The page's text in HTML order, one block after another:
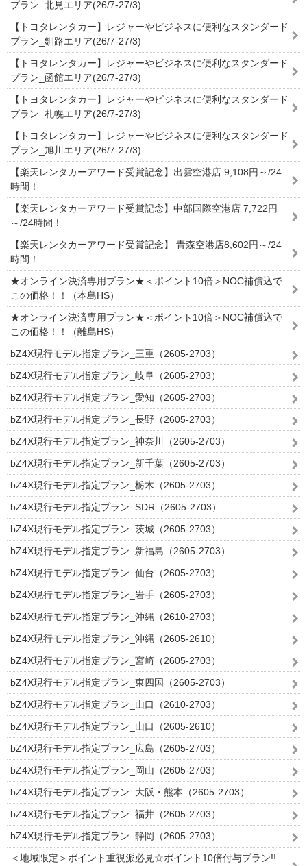
プラン_北見エリア(26/7-27/3)
【トヨタレンタカー】レジャーやビジネスに便利なスタンダード
プラン_釧路エリア(26/7-27/3)
【トヨタレンタカー】レジャーやビジネスに便利なスタンダード
プラン_函館エリア(26/7-27/3)
【トヨタレンタカー】レジャーやビジネスに便利なスタンダード
プラン_札幌エリア(26/7-27/3)
【トヨタレンタカー】レジャーやビジネスに便利なスタンダード
プラン_旭川エリア(26/7-27/3)
【楽天レンタカーアワード受賞記念】出雲空港店 9,108円～/24
時間！
【楽天レンタカーアワード受賞記念】中部国際空港店 7,722円
～/24時間！
【楽天レンタカーアワード受賞記念】 青森空港店8,602円～/24
時間！
★オンライン決済専用プラン★＜ポイント10倍＞NOC補償込で
この価格！！（本島HS）
★オンライン決済専用プラン★＜ポイント10倍＞NOC補償込で
この価格！！（離島HS）
bZ4X現行モデル指定プラン_三重（2605-2703）
bZ4X現行モデル指定プラン_岐阜（2605-2703）
bZ4X現行モデル指定プラン_愛知（2605-2703）
bZ4X現行モデル指定プラン_長野（2605-2703）
bZ4X現行モデル指定プラン_神奈川（2605-2703）
bZ4X現行モデル指定プラン_新千葉（2605-2703）
bZ4X現行モデル指定プラン_栃木（2605-2703）
bZ4X現行モデル指定プラン_SDR（2605-2703）
bZ4X現行モデル指定プラン_茨城（2605-2703）
bZ4X現行モデル指定プラン_新福島（2605-2703）
bZ4X現行モデル指定プラン_仙台（2605-2703）
bZ4X現行モデル指定プラン_岩手（2605-2703）
bZ4X現行モデル指定プラン_沖縄（2610-2703）
bZ4X現行モデル指定プラン_沖縄（2605-2610）
bZ4X現行モデル指定プラン_宮崎（2605-2703）
bZ4X現行モデル指定プラン_東四国（2605-2703）
bZ4X現行モデル指定プラン_山口（2610-2703）
bZ4X現行モデル指定プラン_山口（2605-2610）
bZ4X現行モデル指定プラン_広島（2605-2703）
bZ4X現行モデル指定プラン_岡山（2605-2703）
bZ4X現行モデル指定プラン_大阪・熊本（2605-2703）
bZ4X現行モデル指定プラン_福井（2605-2703）
bZ4X現行モデル指定プラン_静岡（2605-2703）
＜地域限定＞ポイント重視派必見☆ポイント10倍付与プラン!!